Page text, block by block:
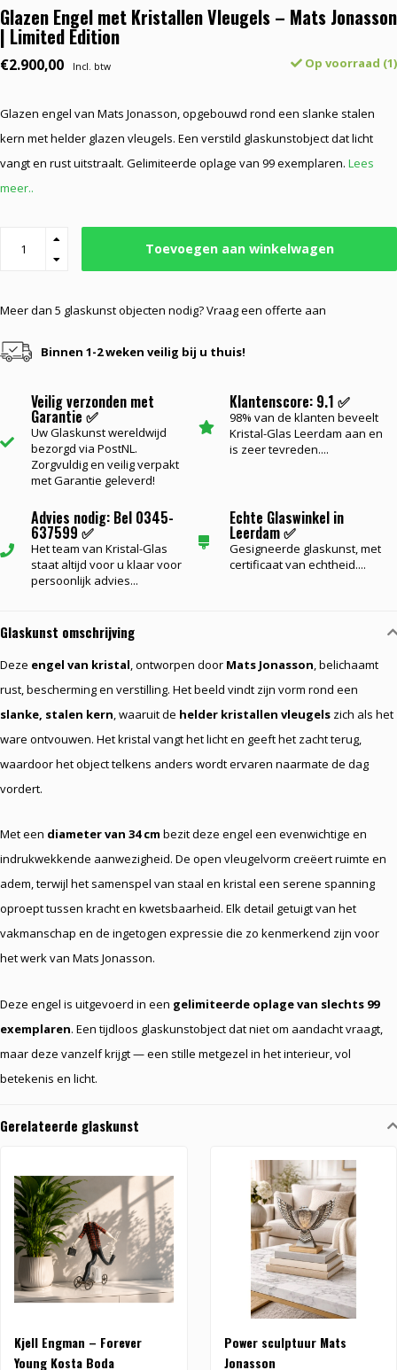
Glazen Engel met Kristallen Vleugels – Mats Jonasson
| Limited Edition
€2.900,00 Incl. btw Op voorraad (1)
Glazen engel van Mats Jonasson, opgebouwd rond een slanke stalen
kern met helder glazen vleugels. Een verstild glaskunstobject dat licht
vangt en rust uitstraalt. Gelimiteerde oplage van 99 exemplaren. Lees
meer..
Toevoegen aan winkelwagen
Meer dan 5 glaskunst objecten nodig? Vraag een offerte aan
Binnen 1-2 weken veilig bij u thuis!
Veilig verzonden met
Garantie ✅
Uw Glaskunst wereldwijd
bezorgd via PostNL.
Zorgvuldig en veilig verpakt
met Garantie geleverd!
Klantenscore: 9.1 ✅
98% van de klanten beveelt
Kristal-Glas Leerdam aan en
is zeer tevreden....
Advies nodig: Bel 0345-
637599 ✅
Het team van Kristal-Glas
staat altijd voor u klaar voor
persoonlijk advies...
Echte Glaswinkel in
Leerdam ✅
Gesigneerde glaskunst, met
certificaat van echtheid....
Glaskunst omschrijving
Deze engel van kristal, ontworpen door Mats Jonasson, belichaamt
rust, bescherming en verstilling. Het beeld vindt zijn vorm rond een
slanke, stalen kern, waaruit de helder kristallen vleugels zich als het
ware ontvouwen. Het kristal vangt het licht en geeft het zacht terug,
waardoor het object telkens anders wordt ervaren naarmate de dag
vordert.
Met een diameter van 34 cm bezit deze engel een evenwichtige en
indrukwekkende aanwezigheid. De open vleugelvorm creëert ruimte en
adem, terwijl het samenspel van staal en kristal een serene spanning
oproept tussen kracht en kwetsbaarheid. Elk detail getuigt van het
vakmanschap en de ingetogen expressie die zo kenmerkend zijn voor
het werk van Mats Jonasson.
Deze engel is uitgevoerd in een gelimiteerde oplage van slechts 99
exemplaren. Een tijdloos glaskunstobject dat niet om aandacht vraagt,
maar deze vanzelf krijgt — een stille metgezel in het interieur, vol
betekenis en licht.
Gerelateerde glaskunst
Kjell Engman – Forever
Young Kosta Boda
Power sculptuur Mats
Jonasson